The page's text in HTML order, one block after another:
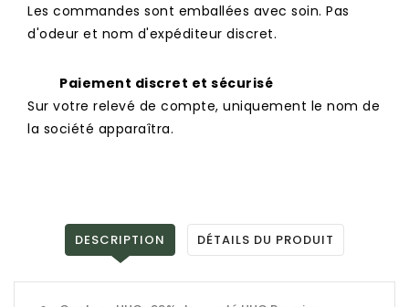
Les commandes sont emballées avec soin. Pas
d'odeur et nom d'expéditeur discret.
Paiement discret et sécurisé
Sur votre relevé de compte, uniquement le nom de
la société apparaîtra.
DESCRIPTION DÉTAILS DU PRODUIT